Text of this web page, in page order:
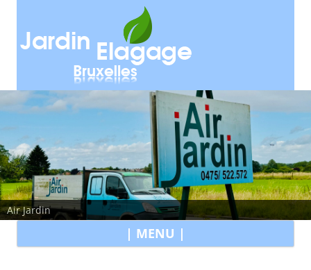
Air Jardin
| MENU |